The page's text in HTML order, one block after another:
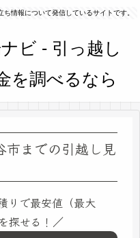
情報について発信しているサイトです。
市までの引越し見
りで最安値（最大
探せる！／